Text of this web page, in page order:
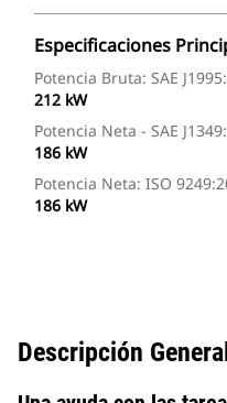
Especificaciones
Potencia Bruta: SAE
212 kW
Potencia Neta - SAE
186 kW
Potencia Neta: ISO
186 kW
Descripción General